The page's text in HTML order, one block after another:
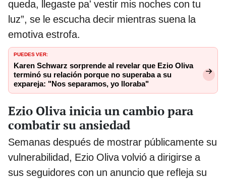
queda, llegaste pa' vestir mis noches con tu
luz”, se le escucha decir mientras suena la
emotiva estrofa.
PUEDES VER:
Karen Schwarz sorprende al revelar que Ezio Oliva
terminó su relación porque no superaba a su
expareja: "Nos separamos, yo lloraba"
Ezio Oliva inicia un cambio para
combatir su ansiedad
Semanas después de mostrar públicamente su
vulnerabilidad, Ezio Oliva volvió a dirigirse a
sus seguidores con un anuncio que refleja su